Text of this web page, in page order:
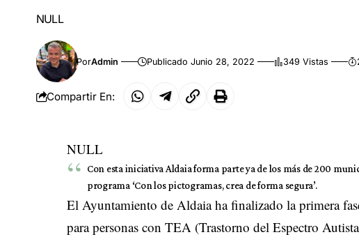
NULL
PorAdmin Publicado Junio 28, 2022 349 Vistas
Compartir En:
NULL
Con esta iniciativa Aldaia forma parte ya de los más de 200
programa ‘Con los pictogramas, crea de forma segura’.
El Ayuntamiento de Aldaia ha finalizado la primera
para personas con TEA (Trastorno del Espectro